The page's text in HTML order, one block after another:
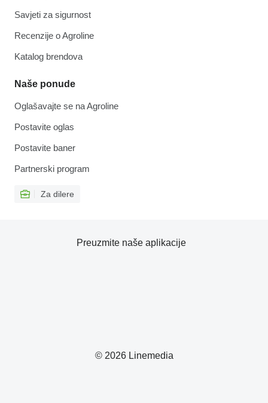
Savjeti za sigurnost
Recenzije o Agroline
Katalog brendova
Naše ponude
Oglašavajte se na Agroline
Postavite oglas
Postavite baner
Partnerski program
Za dilere
© 2026 Linemedia
Preuzmite naše aplikacije